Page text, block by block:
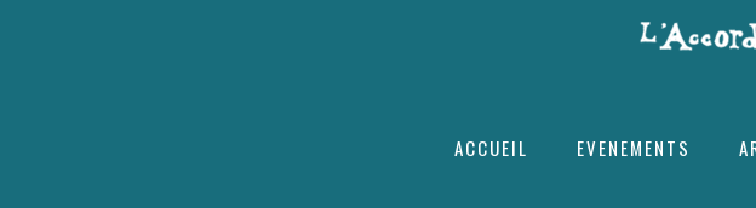
ACCUEIL EVENEMENTS